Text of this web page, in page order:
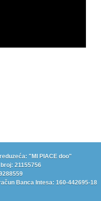
"MI PIACE doo"
21155756
Banca Intesa: 160-442695-18